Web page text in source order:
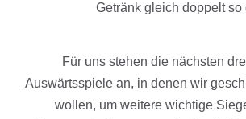
Getränk gleich doppelt so
Für uns stehen die nächsten
Auswärtsspiele an, in denen wir
wollen, um weitere wichtige